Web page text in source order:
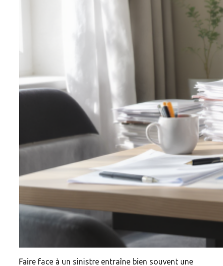
Faire face à un sinistre entraîne bien souvent une